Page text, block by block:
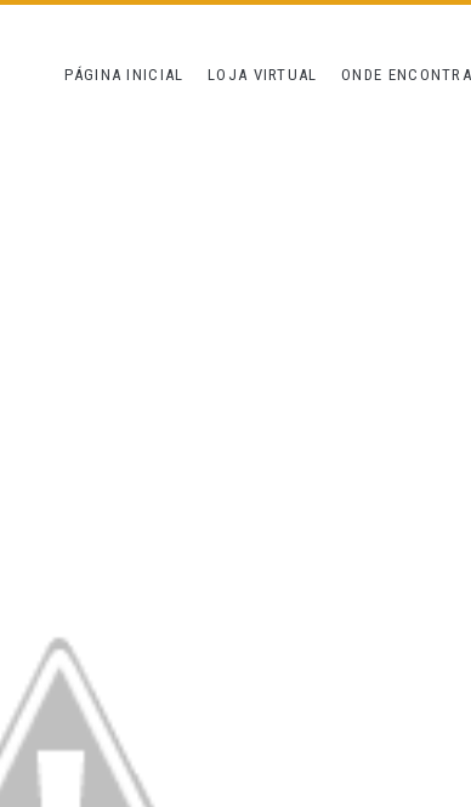
PÁGINA INICIAL LOJA VIRTUAL ONDE